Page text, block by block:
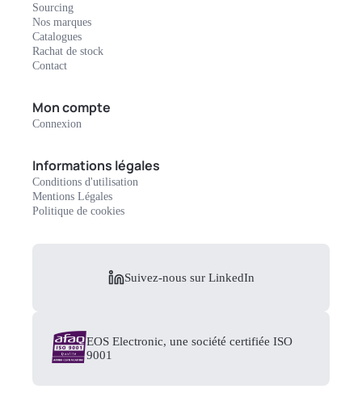
Sourcing
Nos marques
Catalogues
Rachat de stock
Contact
Mon compte
Connexion
Informations légales
Conditions d'utilisation
Mentions Légales
Politique de cookies
Suivez-nous sur LinkedIn
EOS Electronic, une société certifiée ISO
9001